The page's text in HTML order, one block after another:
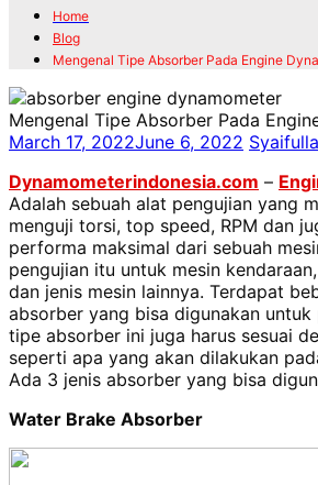
Home
Blog
Mengenal Tipe Absorber Pada Engine
Mengenal Tipe Absorber Pada
March 17, 2022June 6, 2022
Dynamometerindonesia.com –
Adalah sebuah alat pengujian yang m
menguji torsi, top speed, RPM dan
performa maksimal dari sebuah
pengujian itu untuk mesin
dan jenis mesin lainnya. Terdapat
absorber yang bisa digunakan untuk
tipe absorber ini juga harus sesuai
seperti apa yang akan dilakukan
Ada 3 jenis absorber yang bisa
Water Brake Absorber